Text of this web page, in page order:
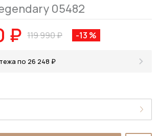
05482
₽ 119 990 ₽ -13 %
по 26 248 ₽